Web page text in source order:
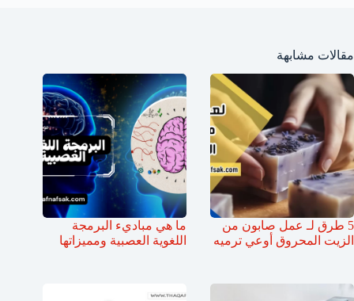
مقالات مشابهة
5 طرق لـ عمل صابون من
الزيت المحروق أوعي ترميه
ما هي مباديء البرمجة
اللغوية العصبية ومميزاتها